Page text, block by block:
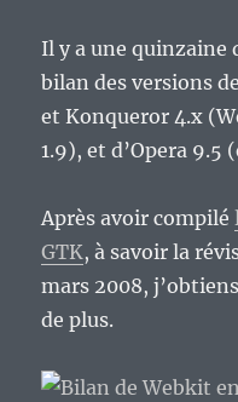
Il y a une quinzaine
bilan des versions
et Konqueror 4.x
1.9), et d’Opera 9.5
Après avoir compilé
GTK, à savoir la
mars 2008,
de plus.